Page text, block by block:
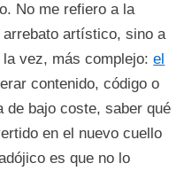
No me refiero a la
artístico, sino a
la vez, más complejo:el
contenido, código o
de bajo coste, saber qué
en el nuevo cuello
es que no lo